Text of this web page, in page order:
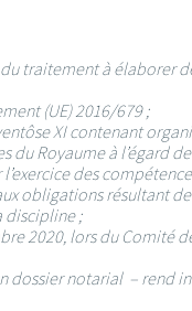
traitement à
(UE) 2016/679 ;
XI contenant
du Royaume à l’égard
des
obligations résultant
discipline ;
2020, lors du
notarial –